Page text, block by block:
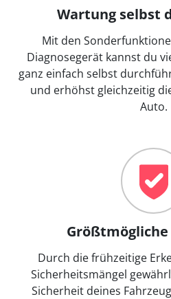
Wartung selbst
Mit den
Diagnosegerät kannst du
ganz einfach selbst
und erhöhst gleichzeitig
Auto.
Durch die frühzeitige
Sicherheitsmängel
Sicherheit deines